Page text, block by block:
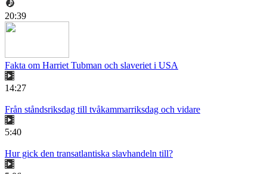
20:39
Fakta om Harriet Tubman och slaveriet i USA
14:27
Från ståndsriksdag till tvåkammarriksdag och vidare
5:40
Hur gick den transatlantiska slavhandeln till?